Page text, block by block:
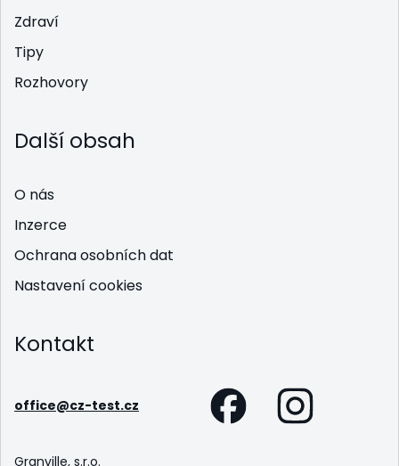
Zdraví
Tipy
Rozhovory
Další obsah
O nás
Inzerce
Ochrana osobních dat
Nastavení cookies
Kontakt
office@cz-test.cz
Granville, s.r.o.